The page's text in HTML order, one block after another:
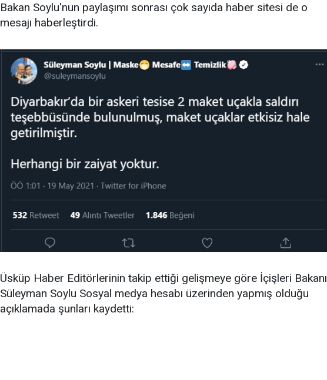
Bakan Soylu'nun paylaşımı sonrası çok sayıda haber sitesi de o
mesajı haberleştirdi.
Üsküp Haber Editörlerinin takip ettiği gelişmeye göre İçişleri Bakanı
Süleyman Soylu Sosyal medya hesabı üzerinden yapmış olduğu
açıklamada şunları kaydetti: